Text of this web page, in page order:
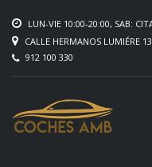
LUN-VIE 10:00-20:00, SAB:
CALLE HERMANOS LUMIÉRE
912 100 330